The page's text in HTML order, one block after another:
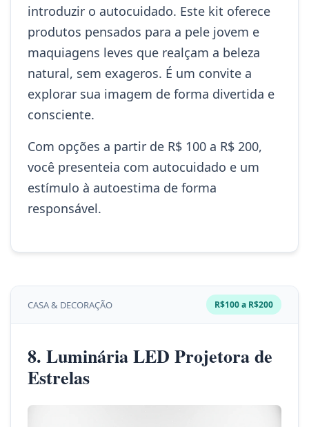
introduzir o autocuidado. Este kit oferece
produtos pensados para a pele jovem e
maquiagens leves que realçam a beleza
natural, sem exageros. É um convite a
explorar sua imagem de forma divertida e
consciente.
Com opções a partir de R$ 100 a R$ 200,
você presenteia com autocuidado e um
estímulo à autoestima de forma
responsável.
CASA & DECORAÇÃO R$100 a R$200
8. Luminária LED Projetora de
Estrelas